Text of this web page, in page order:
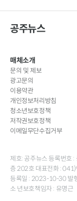
공주뉴스
매체소개
문의 및 제보
광고문의
이용약관
개인정보처리방침
청소년보호정책
저작권보호정책
이메일무단수집거부
제호: 공주뉴스 등록번호
층 202호 대표전화 :
등록일 : 2023-10-30 발
소 년보호책임자 : 유명근